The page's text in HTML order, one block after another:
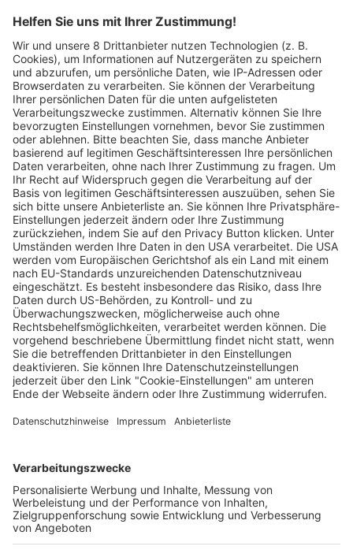
Zu Platz eins reicht es bei der DM nicht für
die Lexware-Elite-Fahrer
Wochenbericht 16.07.2024
Freiburger Wochenbericht
Der Wochenbericht
wurde zum 31. Juli 2026
eingestellt.